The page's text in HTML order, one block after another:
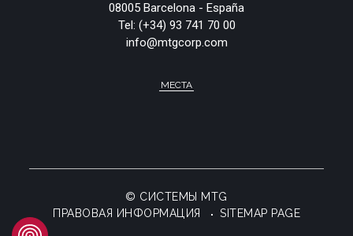
08005 Barcelona - España
Tel: (+34) 93 741 70 00
info@mtgcorp.com
МЕСТА
© СИСТЕМЫ MTG
ПРАВОВАЯ ИНФОРМАЦИЯ
SITEMAP PAGE